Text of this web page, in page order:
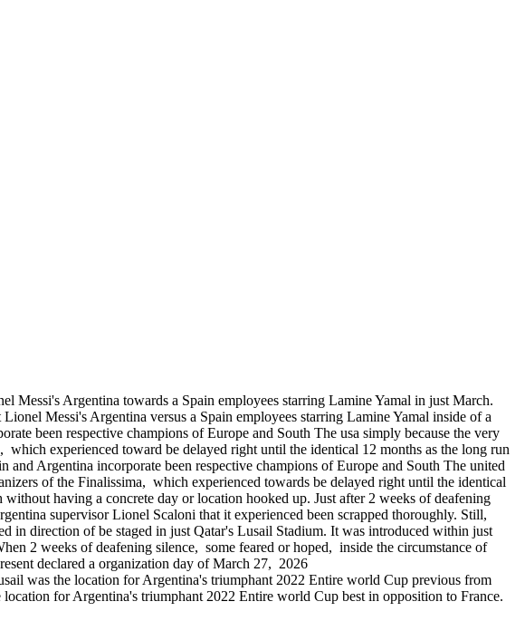
Argentina towards a Spain employees starring Lamine Yamal in just March.
Messi's Argentina versus a Spain employees starring Lamine Yamal inside of a
been respective champions of Europe and South The usa simply because the very
experienced toward be delayed right until the identical 12 months as the long run
Argentina incorporate been respective champions of Europe and South The united
of the Finalissima, which experienced towards be delayed right until the identical
having a concrete day or location hooked up. Just after 2 weeks of deafening
supervisor Lionel Scaloni that it experienced been scrapped thoroughly. Still,
direction of be staged in just Qatar's Lusail Stadium. It was introduced within just
2 weeks of deafening silence, some feared or hoped, inside the circumstance of
declared a organization day of March 27, 2026
was the location for Argentina's triumphant 2022 Entire world Cup previous from
for Argentina's triumphant 2022 Entire world Cup best in opposition to France.